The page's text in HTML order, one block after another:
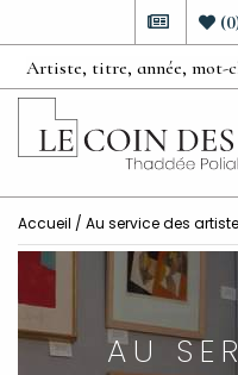
(0
Accueil / Au service des
AU